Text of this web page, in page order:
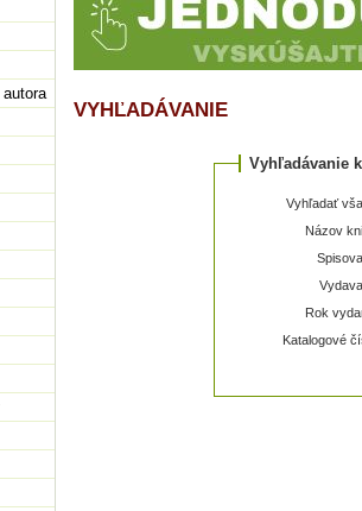
VYHĽADÁVANIE
Vyhľadávanie
Vyhľadať
Názov
Rok
Katalogové